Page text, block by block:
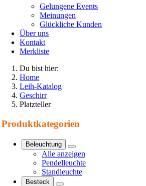
Gelungene Events
Meinungen
Glückliche Kunden
Über uns
Kontakt
Merkliste
Du bist hier:
Home
Leih-Katalog
Geschirr
Platzteller
Produkt­kategorien
Beleuchtung
Alle anzeigen
Pendelleuchte
Standleuchte
Besteck